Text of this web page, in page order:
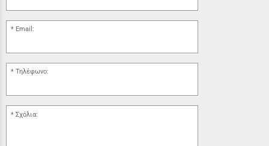
Email:
Τηλέφωνο:
Σχόλια: